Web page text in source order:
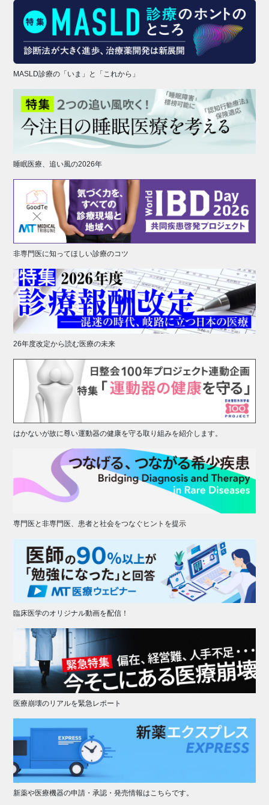
MASLD診療の「いま」と「これから」
睡眠医療、追い風の2026年
非専門医に知ってほしい診療のコツ
26年度改定から読む医療の未来
はかないが故に尊い運動器の健康を守る取り組みを紹介します。
専門医と非専門医、患者と社会をつなぐヒントを提示
臨床医学のオリジナル動画を配信！
医療崩壊のリアルを緊急レポート
新薬や医療機器の申請・承認・発売情報はこちらです。